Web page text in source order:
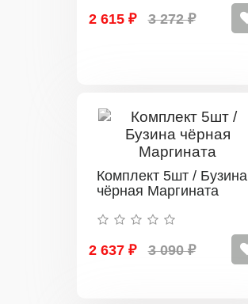
2 615 ₽ 3 272 ₽
Комплект 5шт / Бузина
чёрная Маргината
2 637 ₽ 3 090 ₽